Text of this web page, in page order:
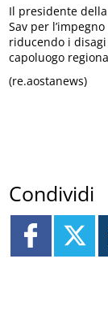
Il presidente
Sav per
riducendo i
capoluogo
(re.aostanews)
Condividi